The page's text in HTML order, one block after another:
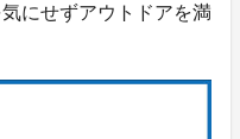
にせずアウトドアを満